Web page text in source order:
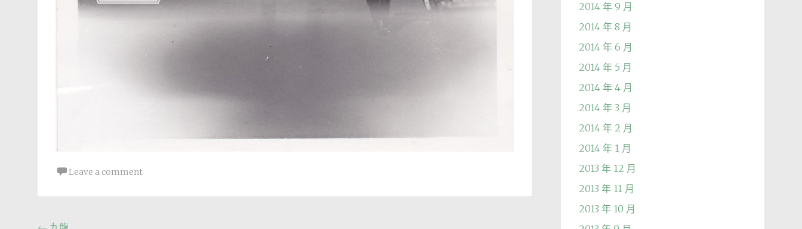
Leave a comment
2014 年 9 月
2014 年 8 月
2014 年 6 月
2014 年 5 月
2014 年 4 月
2014 年 3 月
2014 年 2 月
2014 年 1 月
2013 年 12 月
2013 年 11 月
2013 年 10 月